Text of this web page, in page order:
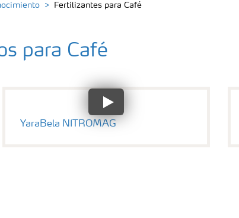
Fertilizantes para Café
para Café
YaraBela NITROMAG